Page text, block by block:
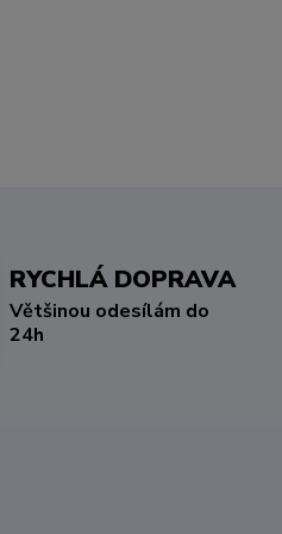
RYCHLÁ DOPRAVA
Většinou odesílám do
24h